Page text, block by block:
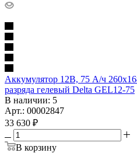
Аккумулятор 12В, 75 А/ч
разряда гелевый Delta GEL12-75
В наличии: 5
Арт.: 00002847
33 630 ₽
В корзину